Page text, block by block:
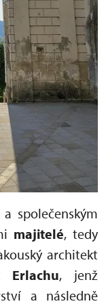
společenským
majitelé, tedy
architekt
Erlachu, jenž
a následně